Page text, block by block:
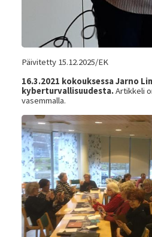
Päivitetty 15.12.2025/EK
16.3.2021 kokouksessa Jarno
kyberturvallisuudesta.Artikkeli
vasemmalla.